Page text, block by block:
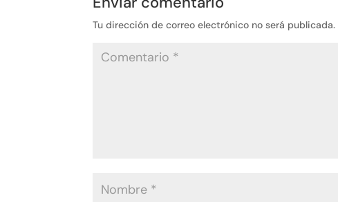
Tu dirección de correo electrónico no será publicada.